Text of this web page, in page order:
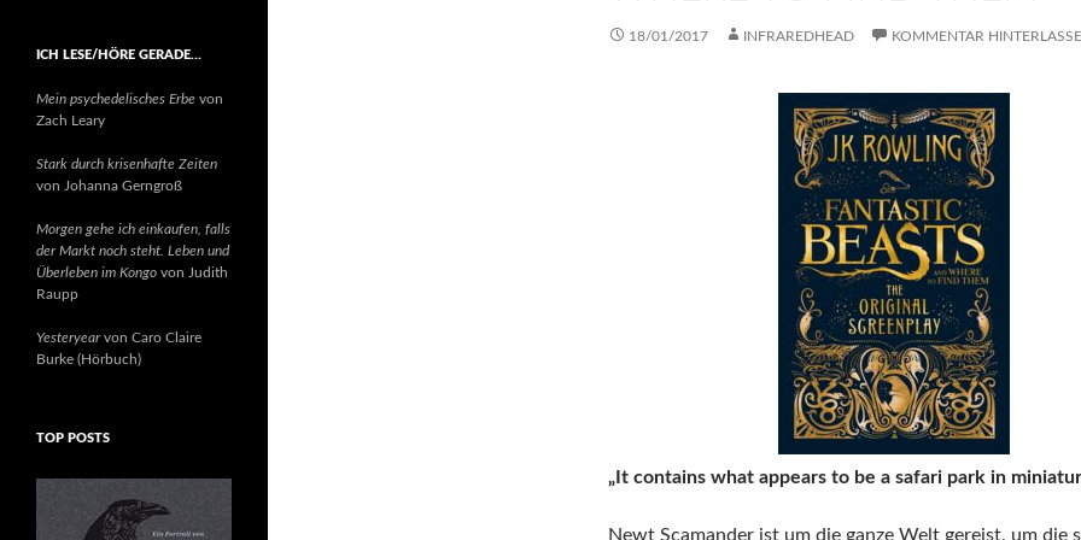
18/01/2017 INFRAREDHEAD KOMMENTAR
„It contains what appears to be a safari park in
Newt Scamander ist um die ganze Welt gereist, um die
ICH LESE/HÖRE GERADE…
Mein psychedelisches Erbe von
Zach Leary
Stark durch krisenhafte Zeiten
von Johanna Gerngroß
Morgen gehe ich einkaufen, falls
der Markt noch steht. Leben und
Überleben im Kongo von Judith
Raupp
Yesteryearvon Caro Claire
Burke (Hörbuch)
TOP POSTS